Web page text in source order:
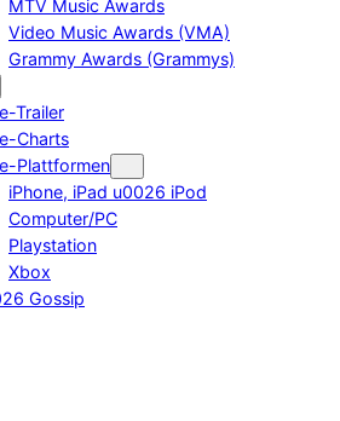
MTV Music Awards
Video Music Awards (VMA)
Grammy Awards (Grammys)
Trailer
Charts
Plattformen
iPhone, iPad u0026 iPod
Computer/PC
Playstation
Xbox
Gossip